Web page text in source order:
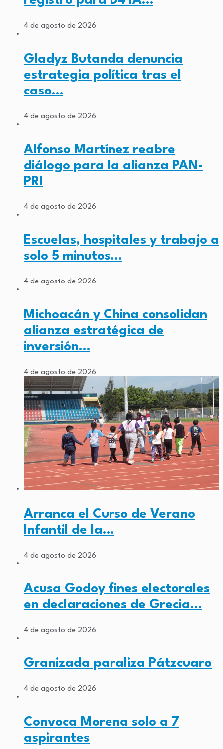
4 de agosto de 2026
Gladyz Butanda denuncia
estrategia política tras el
caso…
4 de agosto de 2026
Alfonso Martínez reabre
diálogo para la alianza PAN-
PRI
4 de agosto de 2026
Escuelas, hospitales y trabajo a
solo 5 minutos…
4 de agosto de 2026
Michoacán y China consolidan
alianza estratégica de
inversión…
4 de agosto de 2026
Arranca el Curso de Verano
Infantil de la…
4 de agosto de 2026
Acusa Godoy fines electorales
en declaraciones de Grecia…
4 de agosto de 2026
Granizada paraliza Pátzcuaro
4 de agosto de 2026
Convoca Morena solo a 7
aspirantes